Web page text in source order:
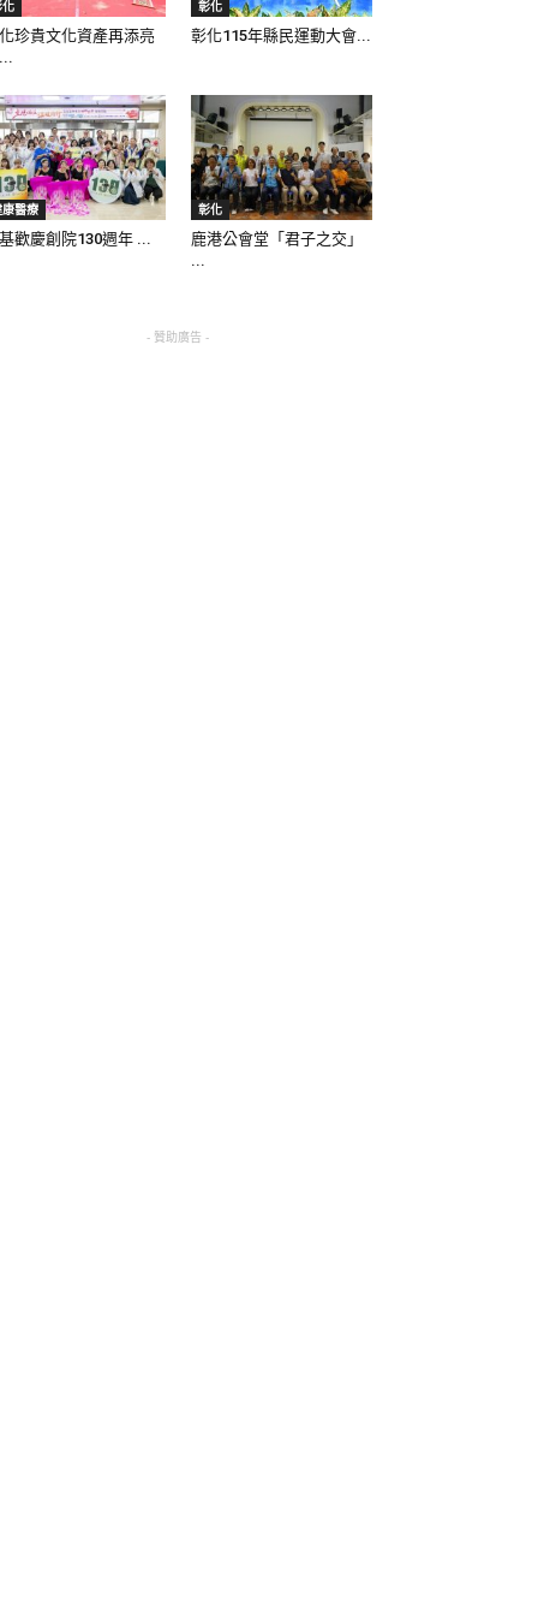
珍貴文化資產再添亮
彰化
彰化115年縣民運動大會...
醫療
歡慶創院130週年 ...
彰化
鹿港公會堂「君子之交」
...
- 贊助廣告 -